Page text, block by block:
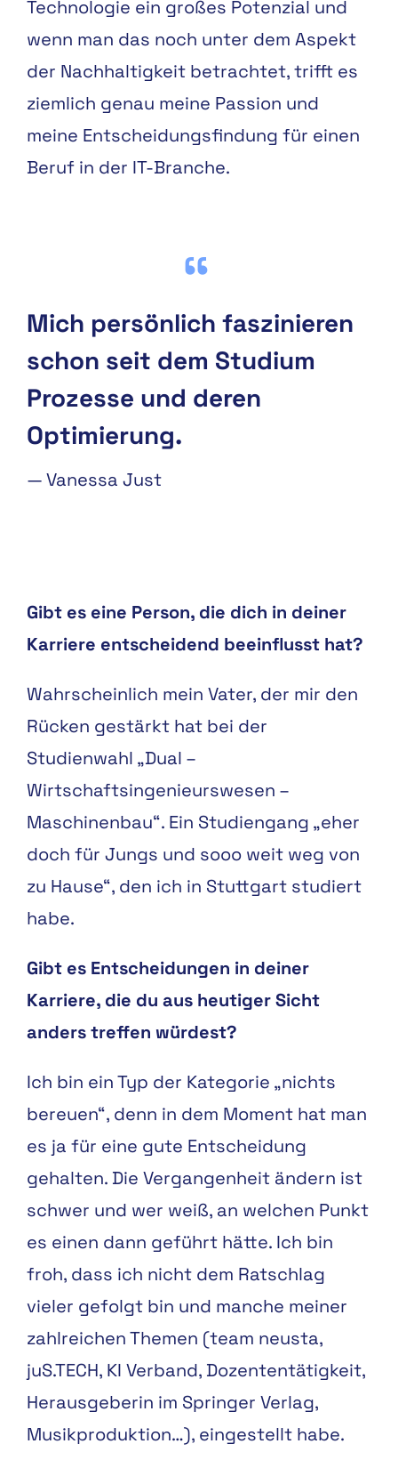
Technologie ein großes Potenzial und
wenn man das noch unter dem Aspekt
der Nachhaltigkeit betrachtet, trifft es
ziemlich genau meine Passion und
meine Entscheidungsfindung für einen
Beruf in der IT-Branche.
Mich persönlich faszinieren
schon seit dem Studium
Prozesse und deren
Optimierung.
—Vanessa Just
Gibt es eine Person, die dich in deiner
Karriere entscheidend beeinflusst hat?
Wahrscheinlich mein Vater, der mir den
Rücken gestärkt hat bei der
Studienwahl „Dual –
Wirtschaftsingenieurswesen –
Maschinenbau“. Ein Studiengang „eher
doch für Jungs und sooo weit weg von
zu Hause“, den ich in Stuttgart studiert
habe.
Gibt es Entscheidungen in deiner
Karriere, die du aus heutiger Sicht
anders treffen würdest?
Ich bin ein Typ der Kategorie „nichts
bereuen“, denn in dem Moment hat man
es ja für eine gute Entscheidung
gehalten. Die Vergangenheit ändern ist
schwer und wer weiß, an welchen Punkt
es einen dann geführt hätte. Ich bin
froh, dass ich nicht dem Ratschlag
vieler gefolgt bin und manche meiner
zahlreichen Themen (team neusta,
juS.TECH, KI Verband, Dozententätigkeit,
Herausgeberin im Springer Verlag,
Musikproduktion…), eingestellt habe.